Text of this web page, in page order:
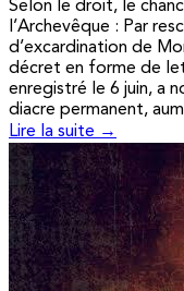
Selon le droit, le
l’Archevêque : Par
d’excardination de
décret en forme de
enregistré le 6 juin, a
diacre permanent,
Lire la suite →